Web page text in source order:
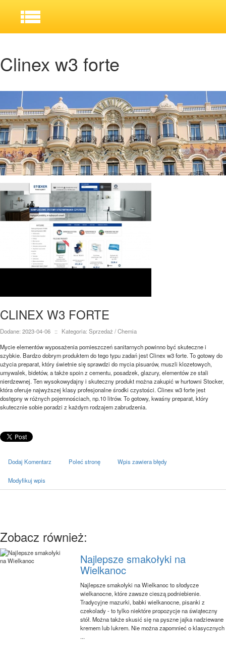
Clinex w3 forte
CLINEX W3 FORTE
Dodane: 2023-04-06 ::
Kategoria: Sprzedaż / Chemia
Mycie elementów wyposażenia pomieszczeń sanitarnych powinno być skuteczne i
szybkie. Bardzo dobrym produktem do tego typu zadań jest Clinex w3 forte. To gotowy do
użycia preparat, który świetnie się sprawdzi do mycia pisuarów, muszli klozetowych,
umywalek, bidetów, a także spoin z cementu, posadzek, glazury, elementów ze stali
nierdzewnej. Ten wysokowydajny i skuteczny produkt można zakupić w hurtowni Stocker,
która oferuje najwyższej klasy profesjonalne środki czystości. Clinex w3 forte jest
dostępny w różnych pojemnościach, np.10 litrów. To gotowy, kwaśny preparat, który
skutecznie sobie poradzi z każdym rodzajem zabrudzenia.
Dodaj Komentarz Poleć stronę Wpis zawiera błędy
Modyfikuj wpis
Zobacz również:
Najlepsze smakołyki na
Wielkanoc
Najlepsze smakołyki na Wielkanoc to słodycze
wielkanocne, które zawsze cieszą podniebienie.
Tradycyjne mazurki, babki wielkanocne, pisanki z
czekolady - to tylko niektóre propozycje na świąteczny
stół. Można także skusić się na pyszne jajka nadziewane
kremem lub lukrem. Nie można zapomnieć o klasycznych
...